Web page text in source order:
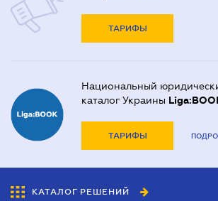
ТАРИФЫ
Национальный
каталог Украины
ТАРИФЫ
КАТАЛОГ РЕШЕНИЙ